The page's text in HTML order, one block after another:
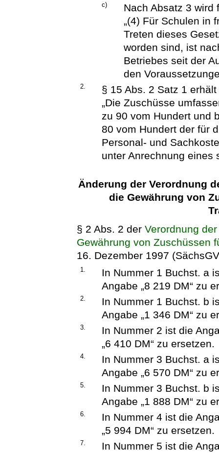
c)
Nach Absatz 3 wird
„(4) Für Schulen in
Treten dieses
worden sind, ist
Betriebes seit der
den
2.
§ 15 Abs. 2 Satz 1
„Die Zuschüsse
zu 90 vom Hundert und
80 vom Hundert der für
Personal- und
unter Anrechnung eines
Änderung der Verordnung
die Gewährung von
§ 2 Abs. 2 derVerordnung
Gewährung von Zuschüssen
16. Dezember 1997
1.
In Nummer 1 Buchst. a
Angabe „8 219 DM“ zu
2.
In Nummer 1 Buchst. b
Angabe „1 346 DM“ zu
3.
In Nummer 2 ist die
„6 410 DM“ zu ersetzen.
4.
In Nummer 3 Buchst. a
Angabe „6 570 DM“ zu
5.
In Nummer 3 Buchst. b
Angabe „1 888 DM“ zu
6.
In Nummer 4 ist die
„5 994 DM“ zu ersetzen.
7.
In Nummer 5 ist die